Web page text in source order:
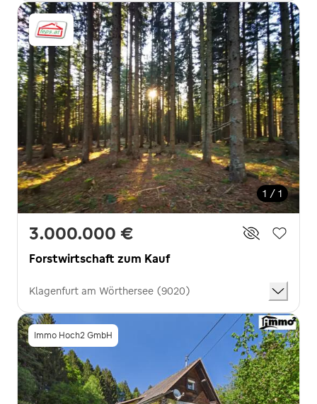
1 / 1
3.000.000 €
Forstwirtschaft zum Kauf
Klagenfurt am Wörthersee (9020)
Immo Hoch2 GmbH